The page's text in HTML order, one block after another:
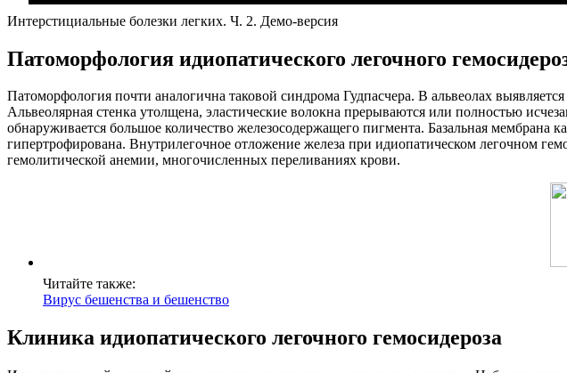
Интерстициальные болезки легких. Ч. 2. Демо-версия
Патоморфология идиопатического легочного
Патоморфология почти аналогична таковой синдрома Гудпасчера. В альвеолах
Альвеолярная стенка утолщена, эластические волокна прерываются или полностью
обнаруживается большое количество железосодержащего пигмента. Базальная
гипертрофирована. Внутрилегочное отложение железа при идиопатическом легочном
гемолитической анемии, многочисленных переливаниях крови.
Читайте также:
Вирус бешенства и бешенство
Клиника идиопатического легочного гемосидероза